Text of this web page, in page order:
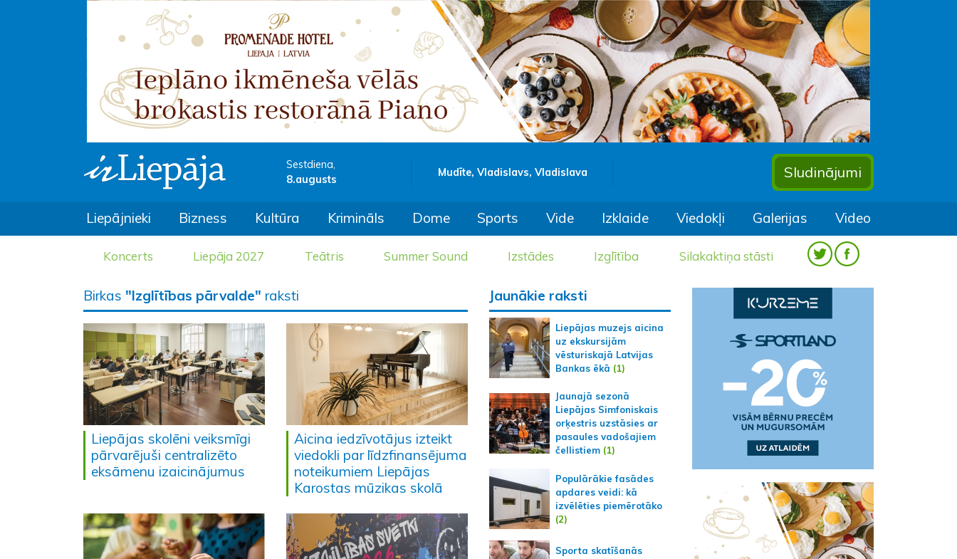
Sestdiena,
8.augusts
Mudīte, Vladislavs, Vladislava Sludinājumi
Liepājnieki Bizness Kultūra Krimināls Dome Sports Vide Izklaide Viedokļi Galerijas Video
Koncerts Liepāja 2027 Teātris Summer Sound Izstādes Izglītība Silakaktiņa stāsti
Birkas "Izglītības pārvalde" raksti
Liepājas skolēni veiksmīgi
pārvarējuši centralizēto
eksāmenu izaicinājumus
Aicina iedzīvotājus izteikt
viedokli par līdzfinansējuma
noteikumiem Liepājas
Karostas mūzikas skolā
Jaunākie raksti
Liepājas muzejs aicina
uz ekskursijām
vēsturiskajā Latvijas
Bankas ēkā (1)
Jaunajā sezonā
Liepājas Simfoniskais
orķestris uzstāsies ar
pasaules vadošajiem
čellistiem (1)
Populārākie fasādes
apdares veidi: kā
izvēlēties piemērotāko
(2)
Sporta skatīšanās